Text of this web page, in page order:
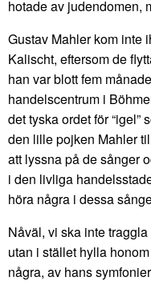
hotade av judendomen,
Gustav Mahler kom inte
Kalischt, eftersom de
han var blott fem
handelscentrum i
det tyska ordet för “igel”
den lille pojken Mahler
att lyssna på de sånger
i den livliga
höra några i dessa
Nåväl, vi ska inte
utan i stället hylla
några, av hans